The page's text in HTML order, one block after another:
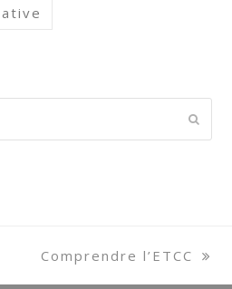
next
Comprendre l’ETCC